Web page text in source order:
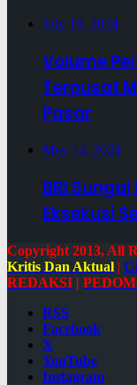
July 19, 2024
Volume
Terpusat
Pasar
May 14, 2024
BRI
Eksekusi
Copyright 2013, All
Kritis Dan Aktual |
REDAKSI |
RSS
Facebook
X
YouTube
Instagram